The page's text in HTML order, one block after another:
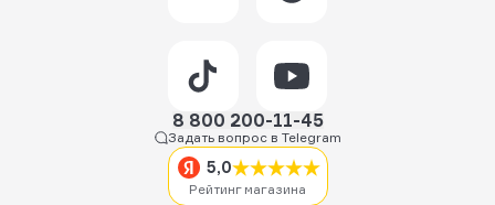
8 800 200-11-45
Задать вопрос в Telegram
5,0
Рейтинг магазина